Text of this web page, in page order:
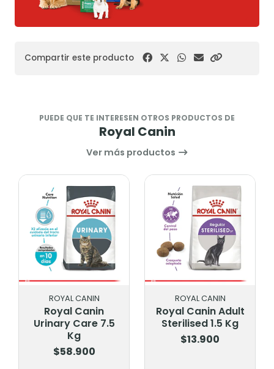
Compartir este producto
PUEDE QUE TE INTERESEN OTROS PRODUCTOS DE
Royal Canin
Ver más productos
ROYAL CANIN
Royal Canin
Urinary Care 7.5
Kg
$58.900
ROYAL CANIN
Royal Canin Adult
Sterilised 1.5 Kg
$13.900